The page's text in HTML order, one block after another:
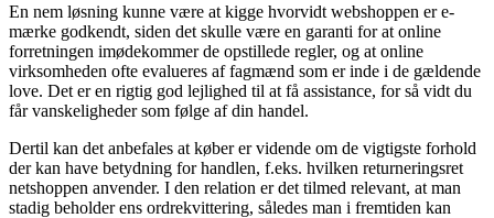
En nem løsning kunne være at kigge hvorvidt webshoppen er e-
mærke godkendt, siden det skulle være en garanti for at online
forretningen imødekommer de opstillede regler, og at online
virksomheden ofte evalueres af fagmænd som er inde i de gældende
love. Det er en rigtig god lejlighed til at få assistance, for så vidt du
får vanskeligheder som følge af din handel.
Dertil kan det anbefales at køber er vidende om de vigtigste forhold
der kan have betydning for handlen, f.eks. hvilken returneringsret
netshoppen anvender. I den relation er det tilmed relevant, at man
stadig beholder ens ordrekvittering, således man i fremtiden kan